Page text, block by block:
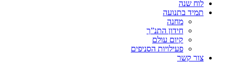
לוח שנה
תמיד בתנועה
מחנה
חידון התנ”ך
קיום עולם
פעילויות הסניפים
צור קשר